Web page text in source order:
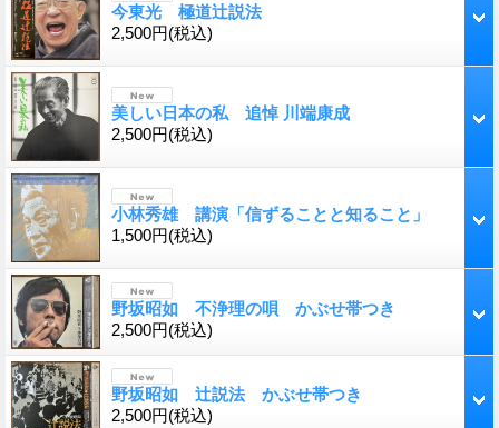
今東光 極道辻説法
2,500円(税込)
美しい日本の私 追悼 川端康成
2,500円(税込)
小林秀雄 講演「信ずることと知ること」
1,500円(税込)
野坂昭如 不浄理の唄 かぶせ帯つき
2,500円(税込)
野坂昭如 辻説法 かぶせ帯つき
2,500円(税込)